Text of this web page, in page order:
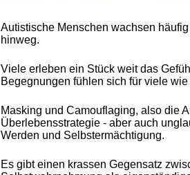
Autistische Menschen wachsen
hinweg.
Viele erleben ein Stück weit das
Begegnungen fühlen sich für viele
Masking und Camouflaging, also die
Überlebensstrategie - aber auch
Werden und Selbstermächtigung.
Es gibt einen krassen Gegensatz